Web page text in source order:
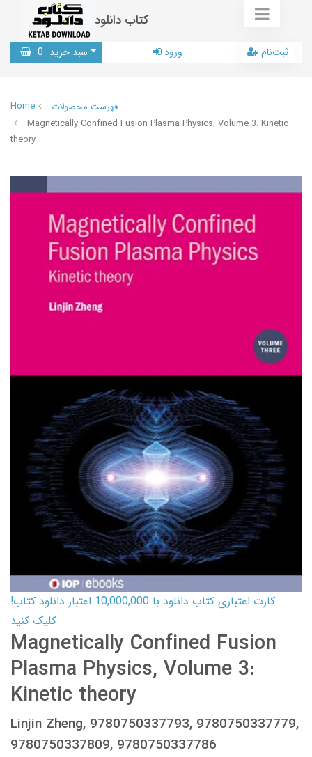
کتاب دانلود
سبد خرید 0 ورود ثبت‌نام
Home
فهرست محصولات
Magnetically Confined Fusion Plasma Physics, Volume 3: Kinetic
theory
کارت اعتباری کتاب دانلود با 10,000,000 اعتبار دانلود کتاب!
کلیک کنید
Magnetically Confined Fusion
Plasma Physics, Volume 3:
Kinetic theory
Linjin Zheng, 9780750337793, 9780750337779,
9780750337809, 9780750337786